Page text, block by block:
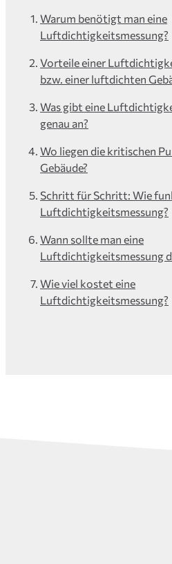
Warum benötigt man eine
Luftdichtigkeitsmessung?
Vorteile einer
bzw. einer luftdichten
Was gibt eine
genau an?
Wo liegen die kritischen
Gebäude?
Schritt für Schritt: Wie
Luftdichtigkeitsmessung?
Wann sollte man eine
Luftdichtigkeitsmessung
Wie viel kostet eine
Luftdichtigkeitsmessung?